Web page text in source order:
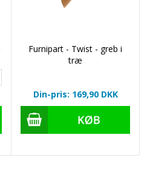
Furnipart - Twist - greb i
træ
Din-pris: 169,90 DKK